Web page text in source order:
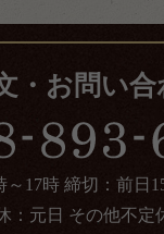
・お問い合
～17時 締切：前日
：元日 その他不定